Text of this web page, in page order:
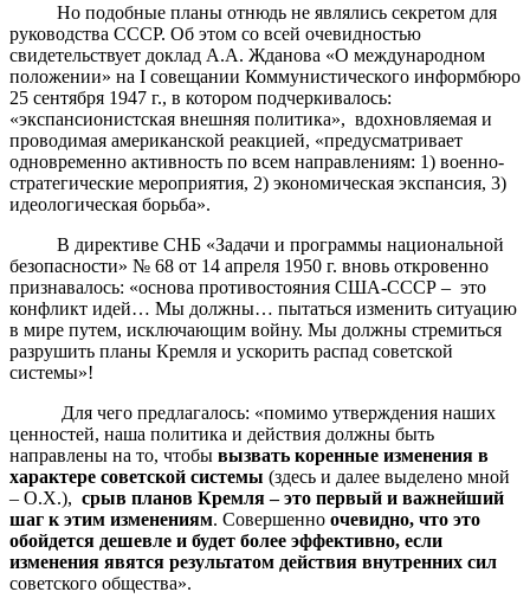
Но подобные планы отнюдь не являлись секретом для
руководства СССР. Об этом со всей очевидностью
свидетельствует доклад А.А. Жданова «О международном
положении» на I совещании Коммунистического информбюро
25 сентября 1947 г., в котором подчеркивалось:
«экспансионистская внешняя политика», вдохновляемая и
проводимая американской реакцией, «предусматривает
одновременно активность по всем направлениям: 1) военно-
стратегические мероприятия, 2) экономическая экспансия, 3)
идеологическая борьба».
В директиве СНБ «Задачи и программы национальной
безопасности» № 68 от 14 апреля 1950 г. вновь откровенно
признавалось: «основа противостояния США-СССР – это
конфликт идей… Мы должны… пытаться изменить ситуацию
в мире путем, исключающим войну. Мы должны стремиться
разрушить планы Кремля и ускорить распад советской
системы»!
Для чего предлагалось: «помимо утверждения наших
ценностей, наша политика и действия должны быть
направлены на то, чтобы вызвать коренные изменения в
характере советской системы (здесь и далее выделено мной
– О.Х.), срыв планов Кремля – это первый и важнейший
шаг к этим изменениям. Совершенно очевидно, что это
обойдется дешевле и будет более эффективно, если
изменения явятся результатом действия внутренних сил
советского общества».